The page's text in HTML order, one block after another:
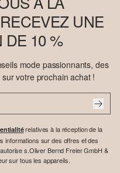
UNE
DE 10 %
mode passionnants, des
votre prochain achat !
relatives à la réception de la
informations sur des offres et des
s.Oliver Bernd Freier GmbH &
sur tous les appareils.